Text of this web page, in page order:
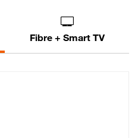
Fibre + Smart TV
Lite Fibre